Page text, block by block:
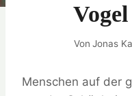
Von Jonas
Menschen auf der